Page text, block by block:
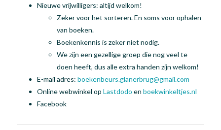
Nieuwe vrijwilligers: altijd welkom!
Zeker voor het sorteren. En soms voor ophalen
van boeken.
Boekenkennis is zeker niet nodig.
We zijn een gezellige groep die nog veel te
doen heeft, dus alle extra handen zijn welkom!
E-mail adres: boekenbeurs.glanerbrug@gmail.com
Online webwinkel op Lastdodo en boekwinkeltjes.nl
Facebook